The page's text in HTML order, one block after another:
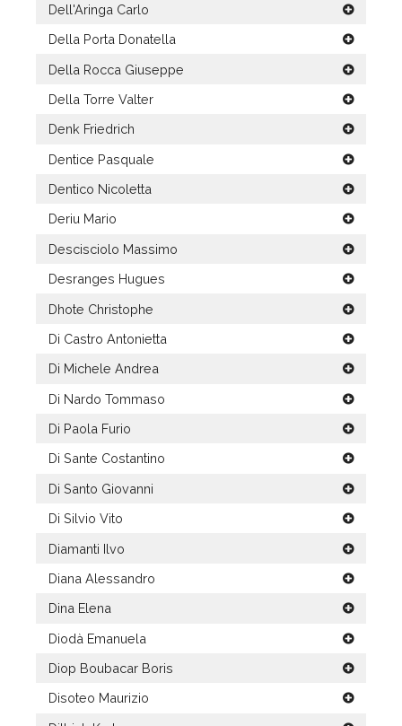
Dell'Aringa Carlo
Della Porta Donatella
Della Rocca Giuseppe
Della Torre Valter
Denk Friedrich
Dentice Pasquale
Dentico Nicoletta
Deriu Mario
Descisciolo Massimo
Desranges Hugues
Dhote Christophe
Di Castro Antonietta
Di Michele Andrea
Di Nardo Tommaso
Di Paola Furio
Di Sante Costantino
Di Santo Giovanni
Di Silvio Vito
Diamanti Ilvo
Diana Alessandro
Dina Elena
Diodà Emanuela
Diop Boubacar Boris
Disoteo Maurizio